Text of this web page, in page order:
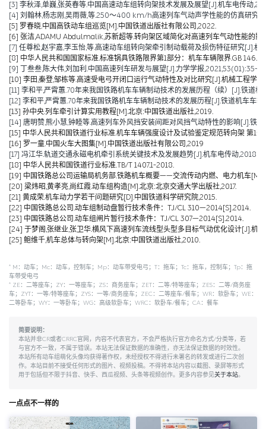
[3] 李秋泽,单巍,张英春等.中国高速动车组转向架技术发展及展望[J].机车电传动
[4] 刘翰林,杨志刚,吴雨薇,等.250～400 km/h高速列车气动声学性能的仿真研究
[5] 罗春晓.中国高铁动车组巡览[M].中国铁道出版社有限公司,2022.
[6] 张洁,ADAMU Abdulmalik,苏新超等.转向架区域简化对高速列车气动性能的
[7] 任尊松,赵宇嘉,李玉怡,等.高速动车组转向架牵引制动载荷及损伤特征研究[J].机
[8] 中华人民共和国国家标准.标准锅具铁路限界第1部分：机车车辆限界.GB
[9] 丁叁叁,陈大伟,刘加利.中国高速列车研发与展望[J].力学学报,2021,53(01):35-
[10] 李田,秦登,邹栋等.高速受电弓开闭口运行气动特性及对比研究[J].机械工程学
[11] 李和平,严霄蕙.70年来我国铁路机车车辆制动技术的发展历程（续）[J].铁道
[12] 李和平,严霄蕙.70年来我国铁路机车车辆制动技术的发展历程[J].铁道机车车
[13] 孙中央.列车牵引计算实用教程[M].北京:中国铁道出版社,2019.
[14] 唐明赞,熊小慧,钟睦等.高速列车外风挡安装间距对风挡气动特性的影响[J].铁
[15] 中华人民共和国铁道行业标准.机车车辆强度设计及试验鉴定规范转向架 第1
[16] 罗一童.中国火车大图集[M].中国铁道出版社有限公司,2019
[17] 冯江华.轨道交通永磁电机牵引系统关键技术及发展趋势[J].机车电传动
[18] 中华人民共和国铁道行业标准.TB/T 1407.1-2018.
[19] 中国铁路总公司运输局机务部.铁路机车概要——交流传动内燃、电力机车[M].
[20] 梁炜昭,黄孝亮,尚红霞.动车组构造[M].北京:北京交通大学出版社,2017.
[21] 黄成荣.机车动力学若干问题研究[D].中国铁道科学研究院,2015.
[22] 中国铁路总公司.动车组制动盘暂行技术条件：TJ/CL 310—2014[S].2014.
[23] 中国铁路总公司.动车组闸片暂行技术条件：TJ/CL 307—2014[S].2014.
[24] 于梦阁,张继业,张卫华.横风下高速列车流线型头型多目标气动优化设计[J].机
[25] 鲍维千,机车总体与转向架[M].北京:中国铁道出版社,2010.
* M：动车；Mc：动车，控制车；Mp：动车带受电弓；T：拖车；Tc：拖车，控制车；Tp：拖
车带受电弓
* ZE：二等座车；ZY：一等座车；ZS：商务座车；ZET：二等/特等座车；ZES：二等/商务座
车；ZYT：一等/特等座车；ZYS：一等/商务座车；ZEC：二等座车/餐车；WR：软卧车；WE：
二等卧车；WY：一等卧车；WG：高级软卧车；WRC：软卧车/餐车；CA：餐车
简要说明：
本站并非CR或者CRRC官网，内容不代表官方，不会严格执行官方命名方式/分类等，若
与官方不一致，不属于错误。本站无法保证数据的准确性，亦无法保证数据的时效性。
本站所有动车组萌化头像均获得著作权，未经授权不得进行未署名的转发或进行二次创
作。本站目前不接受任何形式的图片、视频投稿。不得将本站内容以截图、录屏等形式
用于包括但不限于抖音、快手、西瓜视频、头条等视频创作。更多内容参见关于本站。
一点点不一样的